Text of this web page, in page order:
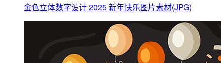
金色立体数字设计 2025 新年快乐图片素材(JPG)